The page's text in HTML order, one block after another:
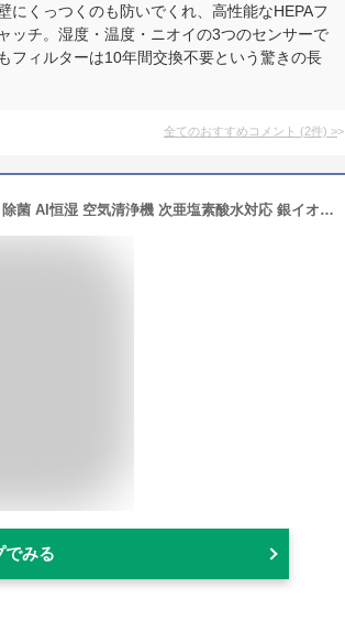
にくっつくのも防いでくれ、高性能なHEPAフ
ッチ。湿度・温度・ニオイの3つのセンサーで
フィルターは10年間交換不要という驚きの長
全てのおすすめコメント (2件) >
【楽天1位★2026最新型】加湿器 大容量 UVライト除菌 AI恒湿 空気清浄機 次亜塩素酸水対応 銀イオン除菌 吹出し口360°回転 加湿 おしゃれ タッチセンサー リモコン 超音波加湿器 タイマー付き アロマ対応 13L 6-50畳 送料無料 領収書可
でみる